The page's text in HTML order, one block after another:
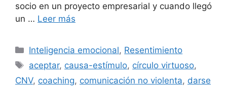
socio en un proyecto empresarial y cuando llegó
un … Leer más
Categorías
Inteligencia emocional, Resentimiento
Etiquetas
aceptar, causa-estímulo, círculo virtuoso,
CNV, coaching, comunicación no violenta, darse